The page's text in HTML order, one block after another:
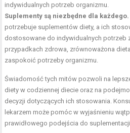
indywidualnych potrzeb organizmu.
Suplementy są niezbędne dla każdego.
potrzebuje suplementów diety, a ich
dostosowane do indywidualnych potrzeb
przypadkach zdrowa, zrównoważona dieta
zaspokoić potrzeby organizmu.
Świadomość tych mitów pozwoli na
diety w codziennej diecie oraz na
decyzji dotyczących ich stosowania.
lekarzem może pomóc w wyjaśnieniu
prawidłowego podejścia do suplementacji.